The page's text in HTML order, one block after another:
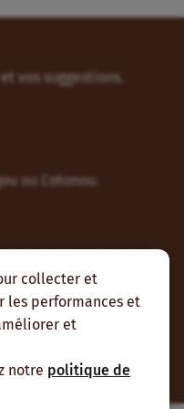
collecter et
les performances et
et
notre politique de
vos suggestions.
ou Cotonou.
nos flux RSS et nous